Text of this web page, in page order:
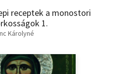
receptek a monostori
1.
Károlyné